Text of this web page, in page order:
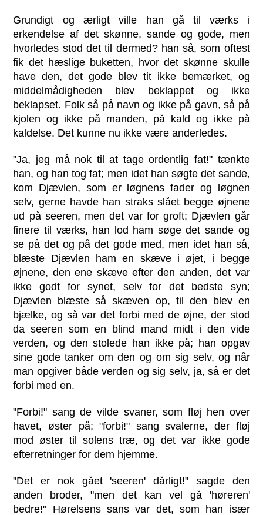
Grundigt og ærligt ville han gå til værks i
erkendelse af det skønne, sande og gode, men
hvorledes stod det til dermed? han så, som oftest
fik det hæslige buketten, hvor det skønne skulle
have den, det gode blev tit ikke bemærket, og
middelmådigheden blev beklappet og ikke
beklapset. Folk så på navn og ikke på gavn, så på
kjolen og ikke på manden, på kald og ikke på
kaldelse. Det kunne nu ikke være anderledes.
"Ja, jeg må nok til at tage ordentlig fat!" tænkte
han, og han tog fat; men idet han søgte det sande,
kom Djævlen, som er løgnens fader og løgnen
selv, gerne havde han straks slået begge øjnene
ud på seeren, men det var for groft; Djævlen går
finere til værks, han lod ham søge det sande og
se på det og på det gode med, men idet han så,
blæste Djævlen ham en skæve i øjet, i begge
øjnene, den ene skæve efter den anden, det var
ikke godt for synet, selv for det bedste syn;
Djævlen blæste så skæven op, til den blev en
bjælke, og så var det forbi med de øjne, der stod
da seeren som en blind mand midt i den vide
verden, og den stolede han ikke på; han opgav
sine gode tanker om den og om sig selv, og når
man opgiver både verden og sig selv, ja, så er det
forbi med en.
"Forbi!" sang de vilde svaner, som fløj hen over
havet, øster på; "forbi!" sang svalerne, der fløj
mod øster til solens træ, og det var ikke gode
efterretninger for dem hjemme.
"Det er nok gået 'seeren' dårligt!" sagde den
anden broder, "men det kan vel gå 'høreren'
bedre!" Hørelsens sans var det, som han især